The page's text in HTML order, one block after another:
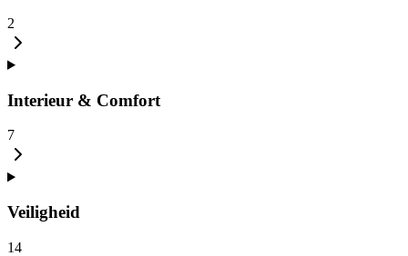
2
Interieur & Comfort
7
Veiligheid
14